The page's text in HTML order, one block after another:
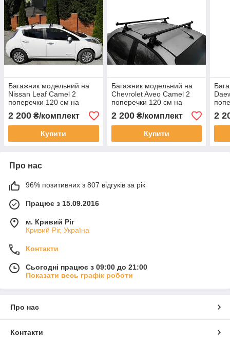
Багажник модельний на
Nissan Leaf Camel 2
поперечки 120 см на
гладкий дах
2 200 ₴/комплект
Купити
Багажник модельний на
Сhevrolet Aveo Camel 2
поперечки 120 см на
гладкий дах
2 200₴/комплект
Купити
2
Про нас
96% позитивних з 807 відгуків за рік
Працює з 15.09.2016
м. Кривий Ріг
Кривий Ріг, Україна
Контакти
Сьогодні працює з 09:00 до 21:00
Показати весь графік роботи
Про нас
Контакти